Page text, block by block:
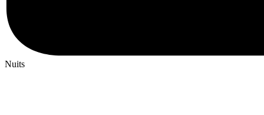
Nuits